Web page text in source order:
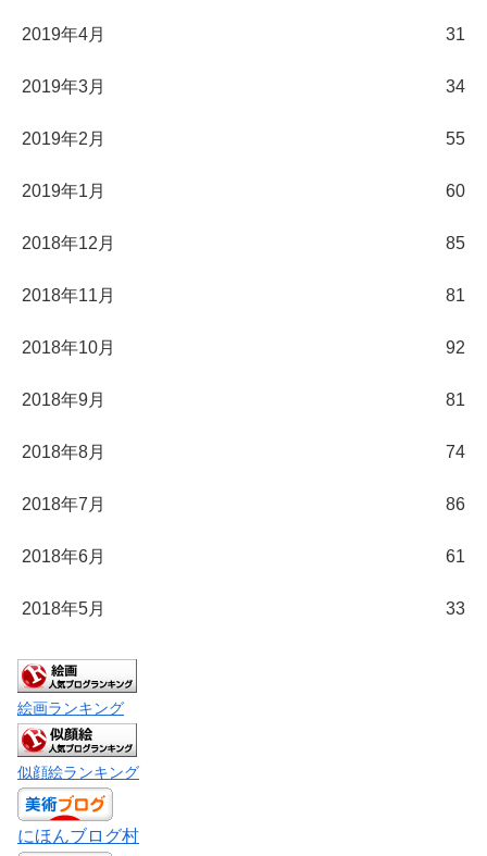
2019年4月 31
2019年3月 34
2019年2月 55
2019年1月 60
2018年12月 85
2018年11月 81
2018年10月 92
2018年9月 81
2018年8月 74
2018年7月 86
2018年6月 61
2018年5月 33
絵画ランキング
似顔絵ランキング
にほんブログ村